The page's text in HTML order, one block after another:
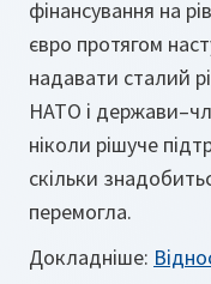
фінансування на
євро протягом
надавати сталий
НАТО і
ніколи рішуче
скільки
перемогла.
Докладніше: